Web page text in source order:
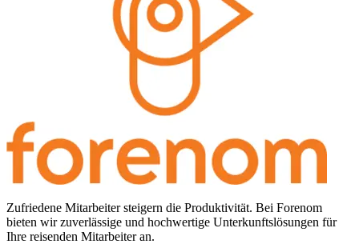
Zufriedene Mitarbeiter steigern die Produktivität. Bei Forenom
bieten wir zuverlässige und hochwertige Unterkunftslösungen für
Ihre reisenden Mitarbeiter an.